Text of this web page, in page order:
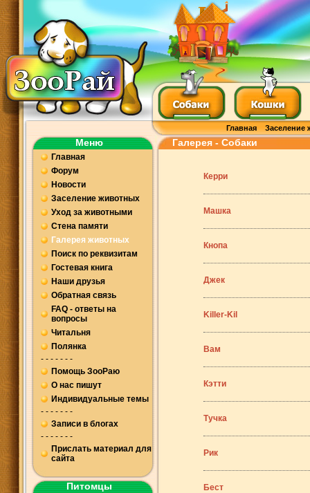
Главная Заселение
Меню
Главная
Форум
Новости
Заселение животных
Уход за животными
Стена памяти
Галерея животных
Поиск по реквизитам
Гостевая книга
Наши друзья
Обратная связь
FAQ - ответы на
вопросы
Читальня
Полянка
- - - - - - -
Помощь ЗооРаю
О нас пишут
Индивидуальные темы
- - - - - - -
Записи в блогах
- - - - - - -
Прислать материал для
сайта
Питомцы
Галерея - Собаки
Керри
Машка
Кнопа
Джек
Killer-Kil
Вам
Кэтти
Тучка
Рик
Бест